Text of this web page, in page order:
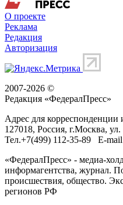
О проекте
Реклама
Редакция
Авторизация
2007-2026 ©
Редакция «ФедералПресс»
Адрес для корреспонденции
127018, Россия, г.Москва, ул.
Тел.+7(499) 112-35-89 E-
«ФедералПресс» - медиа-
информагентства, журнал.
происшествия, общество.
регионов РФ